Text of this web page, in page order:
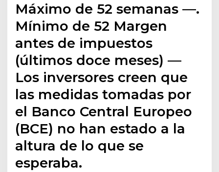
Máximo de 52 semanas —.
Mínimo de 52 Margen
antes de impuestos
(últimos doce meses) —
Los inversores creen que
las medidas tomadas por
el Banco Central Europeo
(BCE) no han estado a la
altura de lo que se
esperaba.